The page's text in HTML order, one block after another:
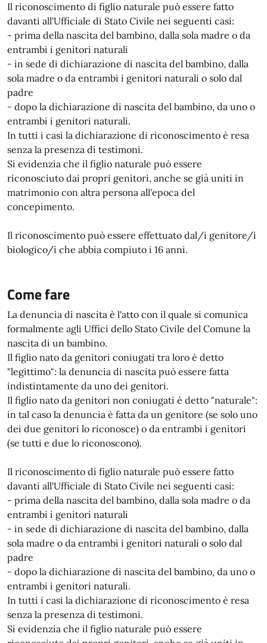
Il riconoscimento di figlio naturale può essere fatto
davanti all'Ufficiale di Stato Civile nei seguenti casi:
- prima della nascita del bambino, dalla sola madre o da
entrambi i genitori naturali
- in sede di dichiarazione di nascita del bambino, dalla
sola madre o da entrambi i genitori naturali o solo dal
padre
- dopo la dichiarazione di nascita del bambino, da uno o
entrambi i genitori naturali.
In tutti i casi la dichiarazione di riconoscimento è resa
senza la presenza di testimoni.
Si evidenzia che il figlio naturale può essere
riconosciuto dai propri genitori, anche se già uniti in
matrimonio con altra persona all'epoca del
concepimento.
Il riconoscimento può essere effettuato dal/i genitore/i
biologico/i che abbia compiuto i 16 anni.
Come fare
La denuncia di nascita è l'atto con il quale si comunica
formalmente agli Uffici dello Stato Civile del Comune la
nascita di un bambino.
Il figlio nato da genitori coniugati tra loro è detto
"legittimo": la denuncia di nascita può essere fatta
indistintamente da uno dei genitori.
Il figlio nato da genitori non coniugati è detto "naturale":
in tal caso la denuncia è fatta da un genitore (se solo uno
dei due genitori lo riconosce) o da entrambi i genitori
(se tutti e due lo riconoscono).
Il riconoscimento di figlio naturale può essere fatto
davanti all'Ufficiale di Stato Civile nei seguenti casi:
- prima della nascita del bambino, dalla sola madre o da
entrambi i genitori naturali
- in sede di dichiarazione di nascita del bambino, dalla
sola madre o da entrambi i genitori naturali o solo dal
padre
- dopo la dichiarazione di nascita del bambino, da uno o
entrambi i genitori naturali.
In tutti i casi la dichiarazione di riconoscimento è resa
senza la presenza di testimoni.
Si evidenzia che il figlio naturale può essere